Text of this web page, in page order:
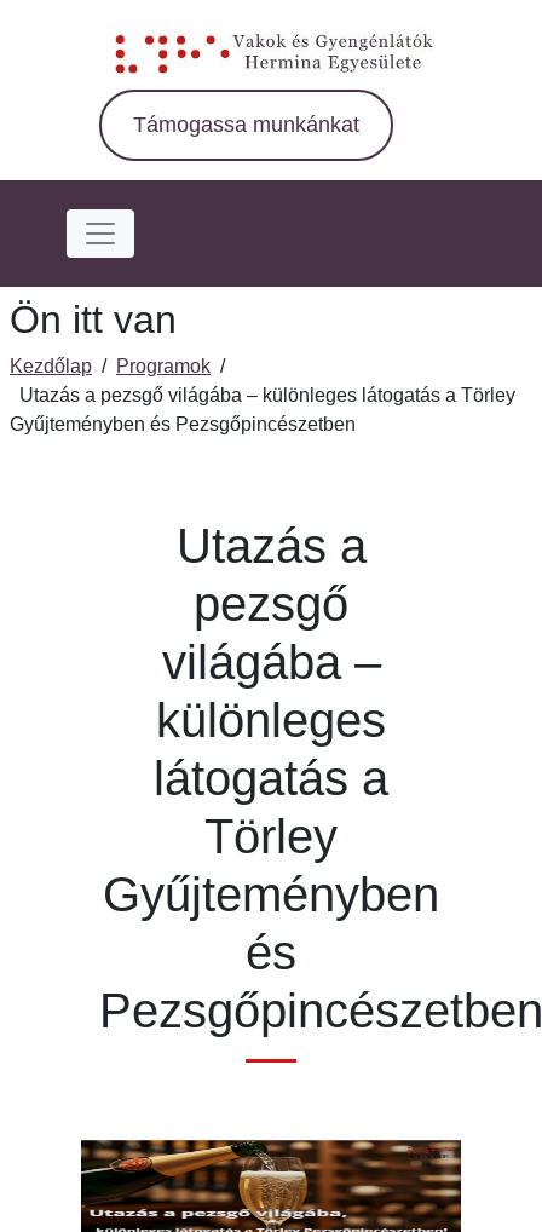
Támogassa munkánkat
Ön itt van
Kezdőlap / Programok /
Utazás a pezsgő világába – különleges látogatás a Törley
Gyűjteményben és Pezsgőpincészetben
Utazás a
pezsgő
világába –
különleges
látogatás a
Törley
Gyűjteményben
és